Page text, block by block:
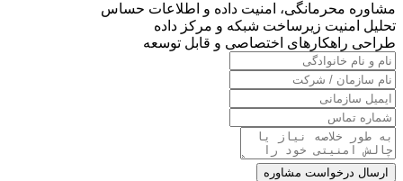
مشاوره محرمانگی، امنیت داده و اطلاعات حساس
تحلیل امنیت زیرساخت شبکه و مرکز داده
طراحی راهکارهای اختصاصی و قابل توسعه
ارسال درخواست مشاوره